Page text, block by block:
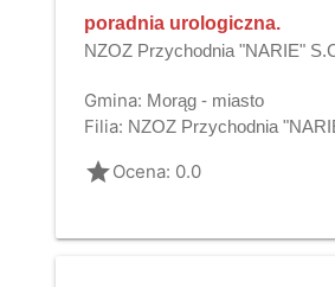
poradnia urologiczna.
NZOZ Przychodnia "NARIE"
Gmina: Morąg - miasto
Filia: NZOZ Przychodnia
gradeOcena: 0.0